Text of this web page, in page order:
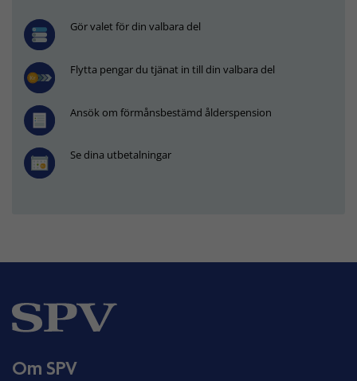
Gör valet för din valbara del
Flytta pengar du tjänat in till din valbara del
Ansök om förmånsbestämd ålderspension
Se dina utbetalningar
Om SPV